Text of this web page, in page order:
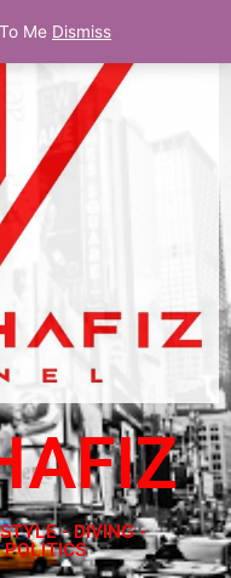
- DIVING -
Me Dismiss